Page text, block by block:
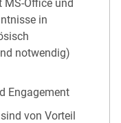
Office und
in
notwendig)
Engagement
von Vorteil